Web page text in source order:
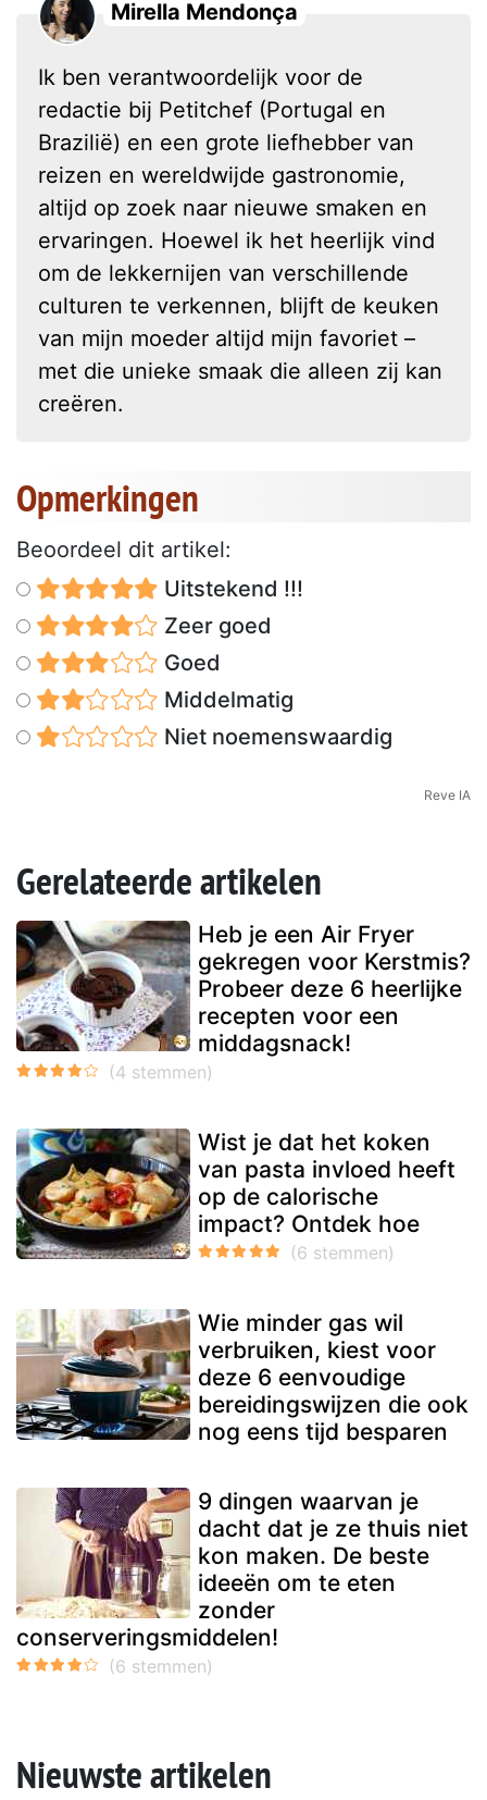
Mirella Mendonça
Ik ben verantwoordelijk voor de
redactie bij Petitchef (Portugal en
Brazilië) en een grote liefhebber van
reizen en wereldwijde gastronomie,
altijd op zoek naar nieuwe smaken en
ervaringen. Hoewel ik het heerlijk vind
om de lekkernijen van verschillende
culturen te verkennen, blijft de keuken
van mijn moeder altijd mijn favoriet –
met die unieke smaak die alleen zij kan
creëren.
Opmerkingen
Beoordeel dit artikel:
Uitstekend !!!
Zeer goed
Goed
Middelmatig
Niet noemenswaardig
Reve IA
Gerelateerde artikelen
Heb je een Air Fryer
gekregen voor Kerstmis?
Probeer deze 6 heerlijke
recepten voor een
middagsnack!
Wist je dat het koken
van pasta invloed heeft
op de calorische
impact? Ontdek hoe
Wie minder gas wil
verbruiken, kiest voor
deze 6 eenvoudige
bereidingswijzen die ook
nog eens tijd besparen
9 dingen waarvan je
dacht dat je ze thuis niet
kon maken. De beste
ideeën om te eten
zonder
conserveringsmiddelen!
Nieuwste artikelen